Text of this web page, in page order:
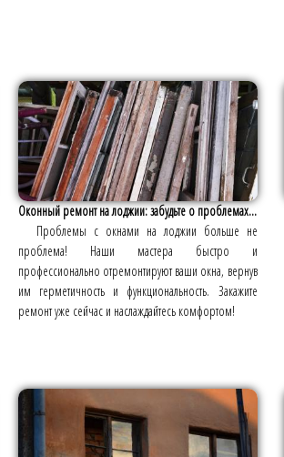
Оконный ремонт на лоджии: забудьте о проблемах...
Проблемы с окнами на лоджии больше не
проблема! Наши мастера быстро и
профессионально отремонтируют ваши окна, вернув
им герметичность и функциональность. Закажите
ремонт уже сейчас и наслаждайтесь комфортом!